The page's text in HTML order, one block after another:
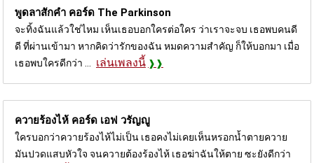
พูดลาสักคำ คอร์ด The Parkinson
จะทิ้งฉันแล้วใช่ไหม เห็นเธอบอกใครต่อใคร ว่าเราจะจบ เธอพบคนดี
ดี ที่ผ่านเข้ามา หากคิดว่ารักของฉัน หมดความสำคัญ ก็ให้บอกมา เมื่อ
เธอพบใครดีกว่า ... เล่นเพลงนี้
ควายร้องไห้ คอร์ด เอฟ วรัญญู
ใครบอกว่าควายร้องไห้ไม่เป็น เธอคงไม่เคยเห็นหรอกน้ำตายควาย
มันปวดแสบหัวใจ จนควายต้องร้องไห้ เธอฆ่าฉันให้ตาย ซะยังดีกว่า